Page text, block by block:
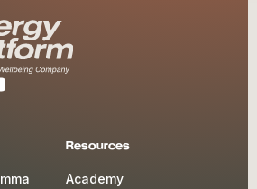
Resources
Academy